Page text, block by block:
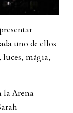
uno de ellos
luces, mágia,
la Arena